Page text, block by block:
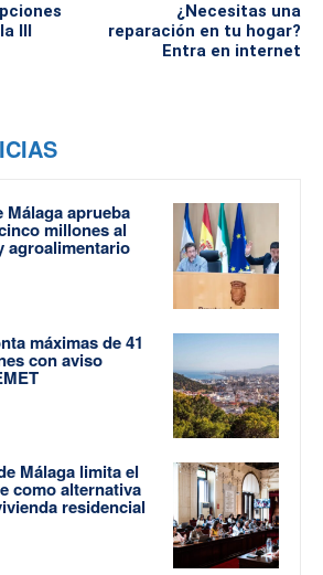
III
¿Necesitas una
reparación en tu hogar?
Entra en internet
Málaga aprueba
millones al
agroalimentario
máximas de 41
con aviso
Málaga limita el
como alternativa
residencial